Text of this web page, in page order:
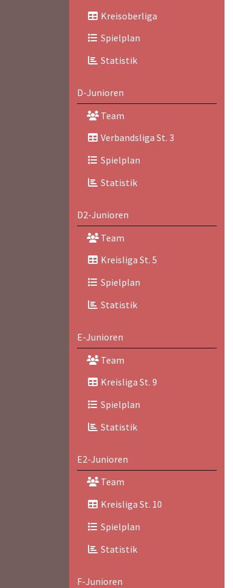
Kreisoberliga
Spielplan
Statistik
D-Junioren
Team
Verbandsliga St. 3
Spielplan
Statistik
D2-Junioren
Team
Kreisliga St. 5
Spielplan
Statistik
E-Junioren
Team
Kreisliga St. 9
Spielplan
Statistik
E2-Junioren
Team
Kreisliga St. 10
Spielplan
Statistik
F-Junioren